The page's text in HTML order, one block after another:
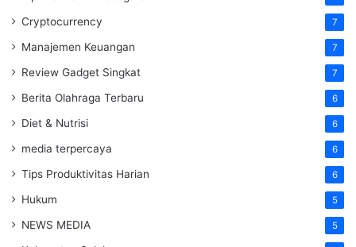
Cryptocurrency 7
Manajemen Keuangan 7
Review Gadget Singkat 7
Berita Olahraga Terbaru 6
Diet & Nutrisi 6
media terpercaya 6
Tips Produktivitas Harian 6
Hukum 5
NEWS MEDIA 5